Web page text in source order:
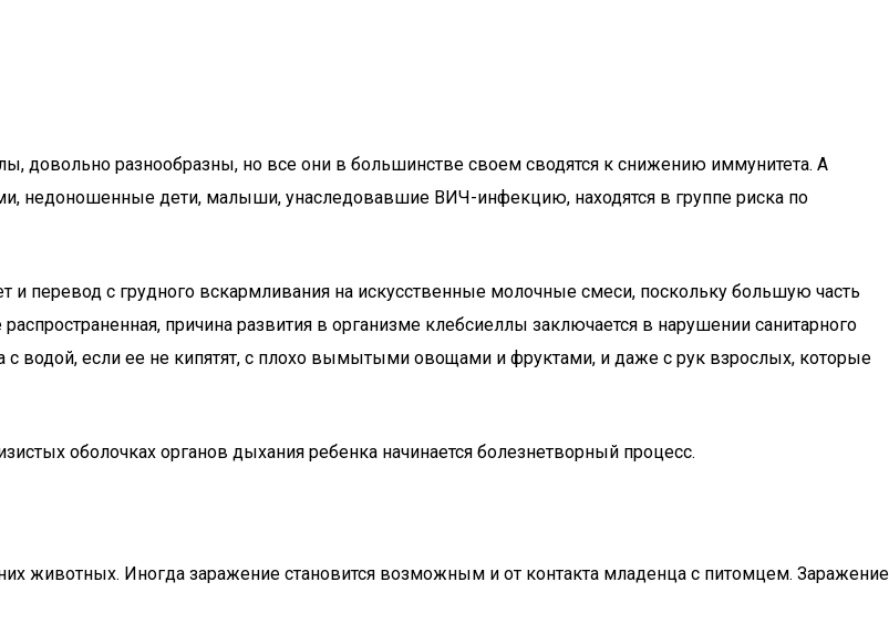
довольно разнообразны, но все они в большинстве своем сводятся к снижению иммунитета. А
недоношенные дети, малыши, унаследовавшие ВИЧ-инфекцию, находятся в группе риска по
перевод с грудного вскармливания на искусственные молочные смеси, поскольку большую часть
причина развития в организме клебсиеллы заключается в нарушении санитарного
водой, если ее не кипятят, с плохо вымытыми овощами и фруктами, и даже с рук взрослых, которые
оболочках органов дыхания ребенка начинается болезнетворный процесс.
животных. Иногда заражение становится возможным и от контакта младенца с питомцем. Заражение